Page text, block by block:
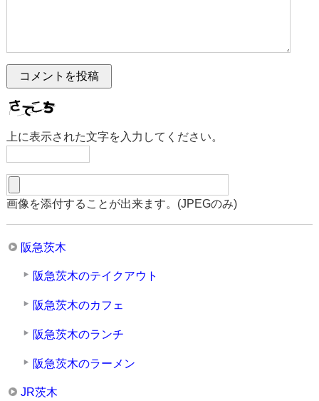
上に表示された文字を入力してください。
画像を添付することが出来ます。(JPEGのみ)
阪急茨木
阪急茨木のテイクアウト
阪急茨木のカフェ
阪急茨木のランチ
阪急茨木のラーメン
JR茨木